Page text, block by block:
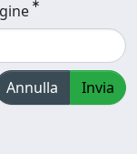
Annulla Invia